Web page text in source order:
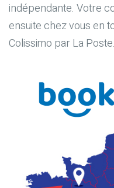
indépendante. Votre
ensuite chez vous en
Colissimo par La Poste.